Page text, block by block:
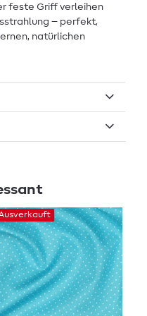
feste Griff verleihen
– perfekt,
natürlichen